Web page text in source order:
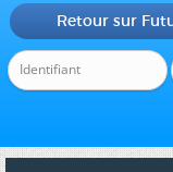
Retour sur